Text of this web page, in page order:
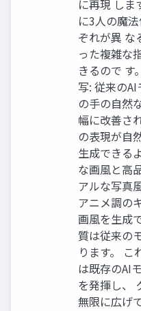
に再現 しま
に3人の魔
ぞれが異 な
った複雑な
きるので す
写: 従来の
の手の自然
幅に改善さ
の表現が自
生成できる
な画風と高
アルな写真
アニメ調の
画風を生成
質は従来の
ります。 こ
は既存のAI
を発揮し、
無限に広げ